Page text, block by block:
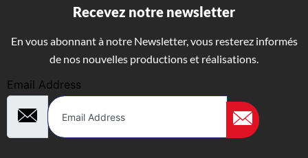
Recevez notre newsletter
En vous abonnant à notre Newsletter, vous resterez informés
de nos nouvelles productions et réalisations.
Email Address